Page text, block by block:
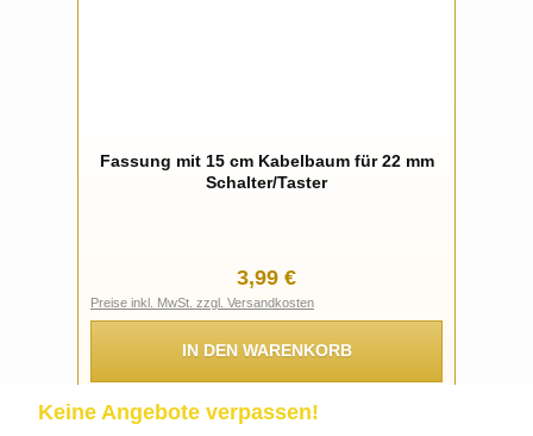
Fassung mit 15 cm Kabelbaum für 22 mm
Schalter/Taster
Regulärer Preis:
3,99 €
Preise inkl. MwSt. zzgl. Versandkosten
IN DEN WARENKORB
Keine Angebote verpassen!